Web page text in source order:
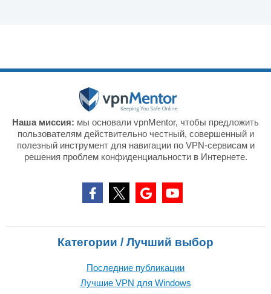
Наша миссия: мы основали vpnMentor, чтобы предложить
пользователям действительно честный, совершенный и
полезный инструмент для навигации по VPN-сервисам и
решения проблем конфиденциальности в Интернете.
Категории / Лучший выбор
Последние публикации
Лучшие VPN для Windows